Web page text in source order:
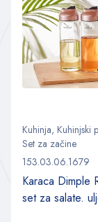
Kuhinja, Kuhinjski
Set za začine
153.03.06.1679
Karaca Dimple
set za salate.